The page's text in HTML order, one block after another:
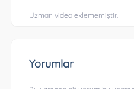
Uzman video eklememiştir.
Yorumlar